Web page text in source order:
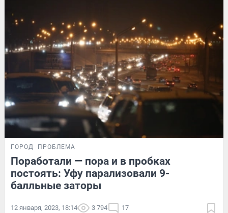
ГОРОД ПРОБЛЕМА
Поработали — пора и в пробках
постоять: Уфу парализовали 9-
балльные заторы
12 января, 2023, 18:14 3 794 17